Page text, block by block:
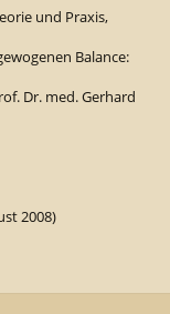
und Praxis,
Balance:
Dr. med. Gerhard
2008)